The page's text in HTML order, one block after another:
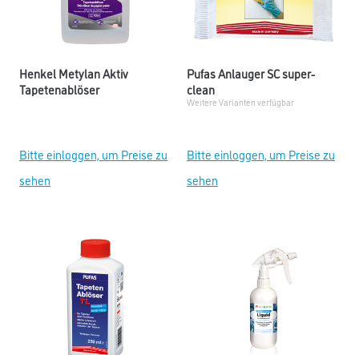
Henkel Metylan Aktiv
Tapetenablöser
Bitte einloggen, um Preise zu
sehen
Pufas Anlauger SC super-
clean
Weitere Varianten verfügbar
Bitte einloggen, um Preise zu
sehen